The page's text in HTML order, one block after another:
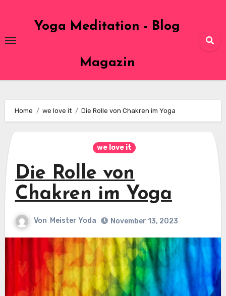
content
Yoga Meditation - Blog
Magazin
Home we love it Die Rolle von Chakren im Yoga
we love it
Die Rolle von
Chakren im Yoga
Von Meister Yoda November 13, 2023